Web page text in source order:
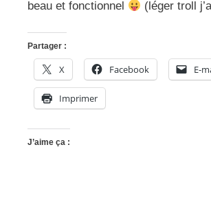
beau et fonctionnel (léger troll
Partager :
X Facebook E-
Imprimer
J’aime ça :